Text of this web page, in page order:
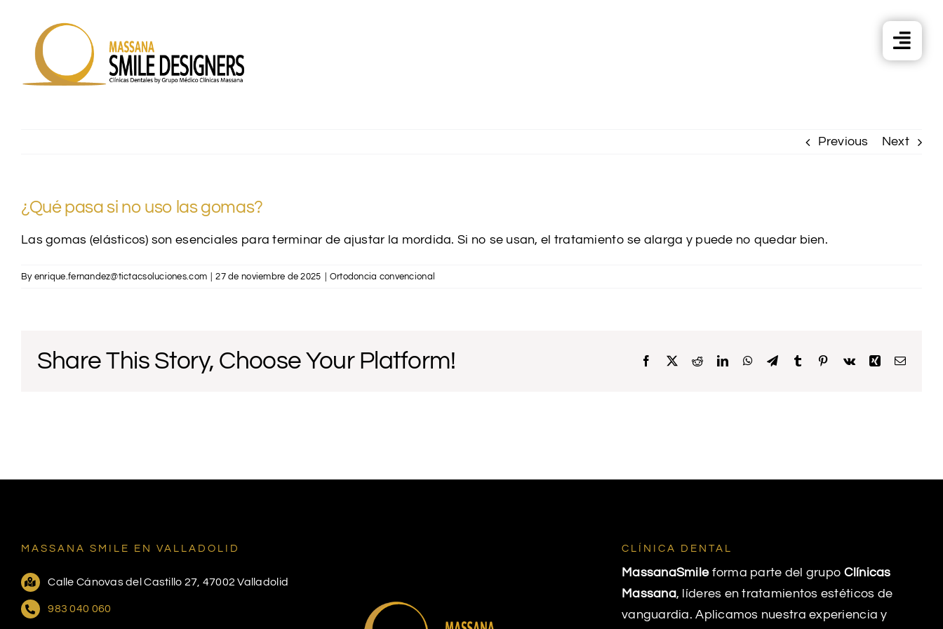
content
Previous Next
¿Qué pasa si no uso las gomas?
Las gomas (elásticos) son esenciales para terminar de ajustar la mordida. Si no se usan, el tratamiento se alarga y puede no quedar bien.
By enrique.fernandez@tictacsoluciones.com 27 de noviembre de 2025 Ortodoncia convencional
Share This Story, Choose Your Platform! Facebook
X RedditLinkedInWhatsApp
TelegramTumblr Pinterest
Vk XingEmail
MASSANA SMILE EN VALLADOLID
Calle Cánovas del Castillo 27, 47002 Valladolid
983 040 060
CLÍNICA DENTAL
MassanaSmileforma parte del grupoClínicas
Massana, líderes en tratamientos estéticos de
vanguardia. Aplicamos nuestra experiencia y